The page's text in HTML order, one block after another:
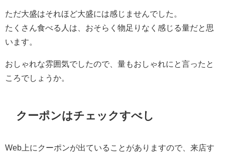
ただ大盛はそれほど大盛には感じませんでした。
たくさん食べる人は、おそらく物足りなく感じる量だと思
います。
おしゃれな雰囲気でしたので、量もおしゃれにと言ったと
ころでしょうか。
クーポンはチェックすべし
Web上にクーポンが出ていることがありますので、来店す